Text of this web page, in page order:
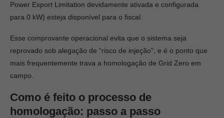
Power Export Limitation devidamente ativada e configurada
para 0 kW) esteja disponível para o fiscal.
Esse comprovante operacional evita que o sistema seja
reprovado sob alegação de “risco de injeção”, e é o ponto que
mais frequentemente trava a homologação de Grid Zero em
campo.
Como é feito o processo de
homologação: passo a passo